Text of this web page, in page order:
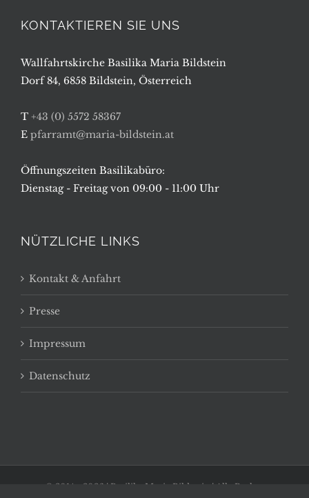
KONTAKTIEREN SIE UNS
Wallfahrtskirche Basilika Maria Bildstein
Dorf 84, 6858 Bildstein, Österreich
T +43 (0) 5572 58367
E pfarramt@maria-bildstein.at
Öffnungszeiten Basilikabüro:
Dienstag - Freitag von 09:00 - 11:00 Uhr
NÜTZLICHE LINKS
Kontakt & Anfahrt
Presse
Impressum
Datenschutz
© 2014 - 2026 | Basilika Maria Bildstein | Alle Rechte